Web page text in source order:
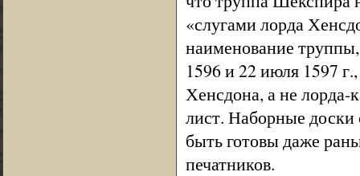
«слугами лорда
наименование
1596 и 22 июля 1597
Хенсдона, а не лорда-
лист. Наборные
быть готовы даже
печатников.